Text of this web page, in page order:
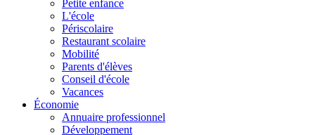
Petite enfance
L'école
Périscolaire
Restaurant scolaire
Mobilité
Parents d'élèves
Conseil d'école
Vacances
Économie
Annuaire professionnel
Développement